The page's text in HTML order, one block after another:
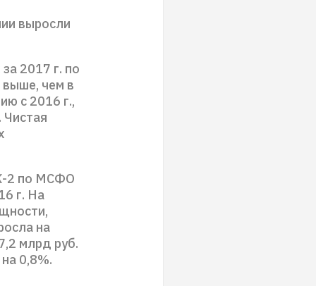
выросли
2017 г. по
выше, чем в
с 2016 г.,
2 по МСФО
г. На
на
млрд руб.
0,8%.